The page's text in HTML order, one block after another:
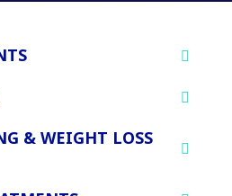
& WEIGHT LOSS